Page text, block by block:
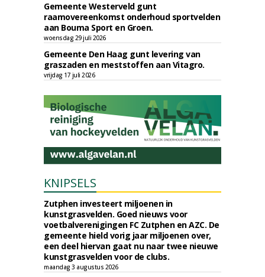
Gemeente Westerveld gunt
raamovereenkomst onderhoud sportvelden
aan Bouma Sport en Groen.
woensdag 29 juli 2026
Gemeente Den Haag gunt levering van
graszaden en meststoffen aan Vitagro.
vrijdag 17 juli 2026
KNIPSELS
Zutphen investeert miljoenen in
kunstgrasvelden. Goed nieuws voor
voetbalverenigingen FC Zutphen en AZC. De
gemeente hield vorig jaar miljoenen over,
een deel hiervan gaat nu naar twee nieuwe
kunstgrasvelden voor de clubs.
maandag 3 augustus 2026